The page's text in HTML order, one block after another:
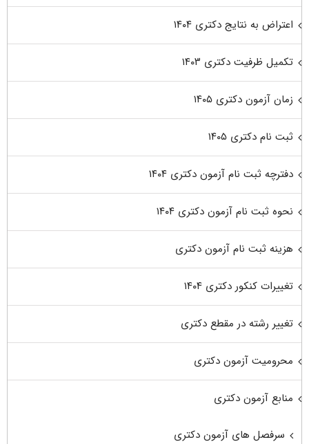
اعتراض به نتایج دکتری ۱۴۰۴
تکمیل ظرفیت دکتری ۱۴۰۳
زمان آزمون دکتری ۱۴۰۵
ثبت نام دکتری ۱۴۰۵
دفترچه ثبت نام آزمون دکتری ۱۴۰۴
نحوه ثبت نام آزمون دکتری ۱۴۰۴
هزینه ثبت نام آزمون دکتری
تغییرات کنکور دکتری ۱۴۰۴
تغییر رشته در مقطع دکتری
محرومیت آزمون دکتری
منابع آزمون دکتری
سرفصل های آزمون دکتری